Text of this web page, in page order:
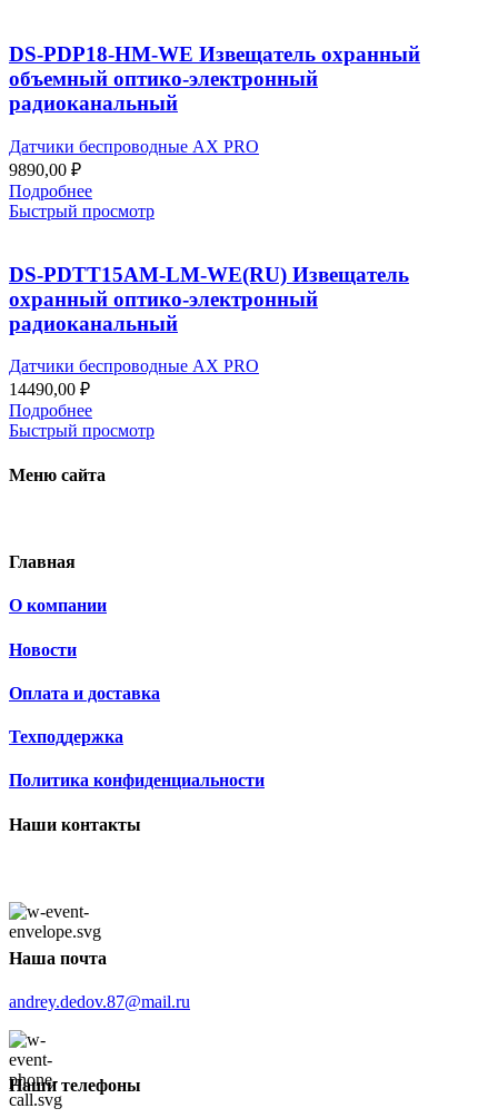
DS-PDP18-HM-WE Извещатель охранный
объемный оптико-электронный
радиоканальный
Датчики беспроводные AX PRO
9890,00 ₽
Подробнее
Быстрый просмотр
DS-PDTT15AM-LM-WE(RU) Извещатель
охранный оптико-электронный
радиоканальный
Датчики беспроводные AX PRO
14490,00 ₽
Подробнее
Быстрый просмотр
Меню сайта
Главная
О компании
Новости
Оплата и доставка
Техподдержка
Политика конфиденциальности
Наши контакты
Наша почта
andrey.dedov.87@mail.ru
Наши телефоны